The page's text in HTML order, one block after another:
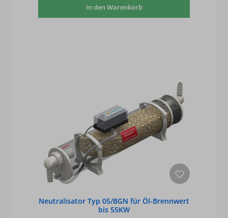
In den Warenkorb
Neutralisator Typ 05/BGN für Öl-Brennwert
bis 55KW